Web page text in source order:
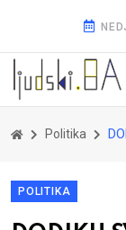
Politika
POLITIKA